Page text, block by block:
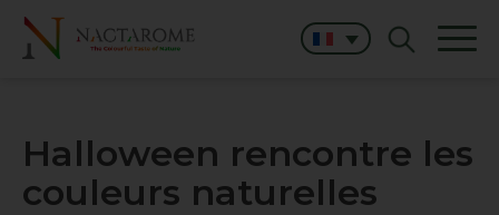
Halloween rencontre les
couleurs naturelles